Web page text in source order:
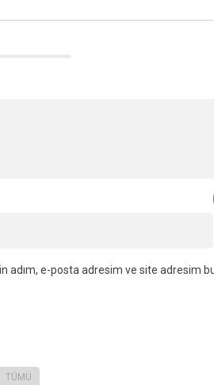
adım, e-posta adresim ve site adresim
TÜMÜ